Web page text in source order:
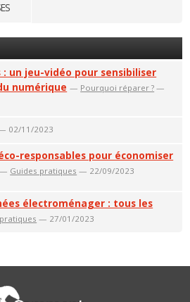
: un jeu-vidéo pour sensibiliser
numérique — Pourquoi réparer ? —
02/11/2023
responsables pour économiser
— Guides pratiques — 22/09/2023
électroménager : tous les
— 27/01/2023